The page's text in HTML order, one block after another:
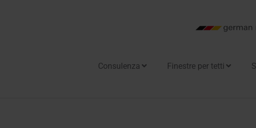
Consulenza Finestre per tetti